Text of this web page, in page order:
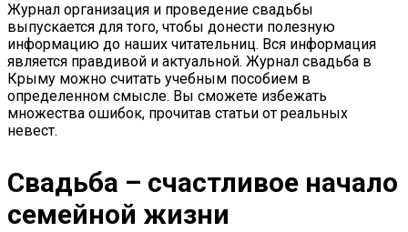
Журнал организация и проведение свадьбы
выпускается для того, чтобы донести полезную
информацию до наших читательниц. Вся информация
является правдивой и актуальной. Журнал свадьба в
Крыму можно считать учебным пособием в
определенном смысле. Вы сможете избежать
множества ошибок, прочитав статьи от реальных
невест.
Свадьба – счастливое начало
семейной жизни